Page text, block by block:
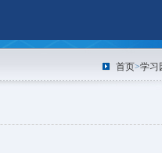
首页>学习